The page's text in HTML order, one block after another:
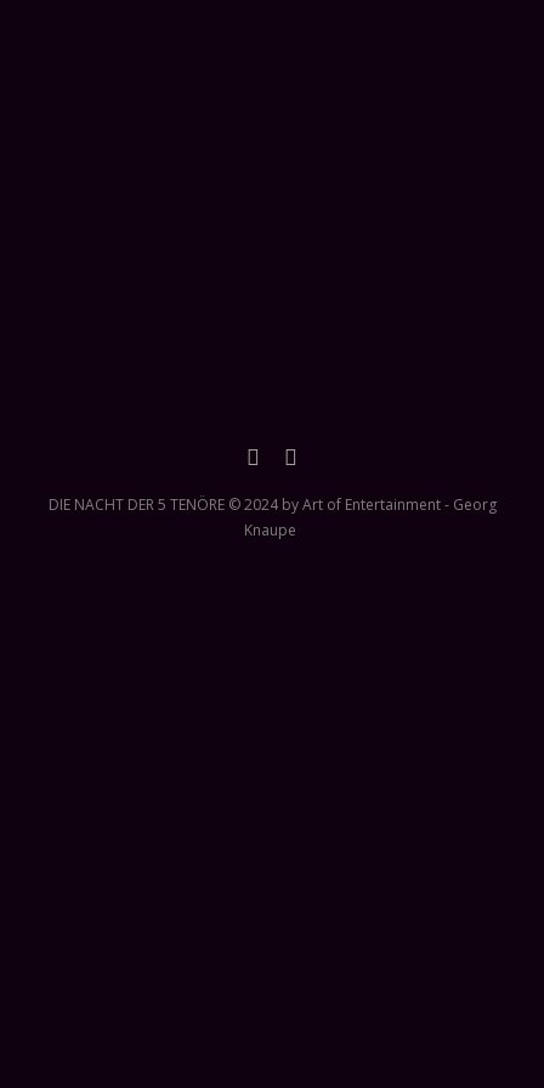
DIE NACHT DER 5 TENÖRE © 2024 by Art of Entertainment - Georg
Knaupe